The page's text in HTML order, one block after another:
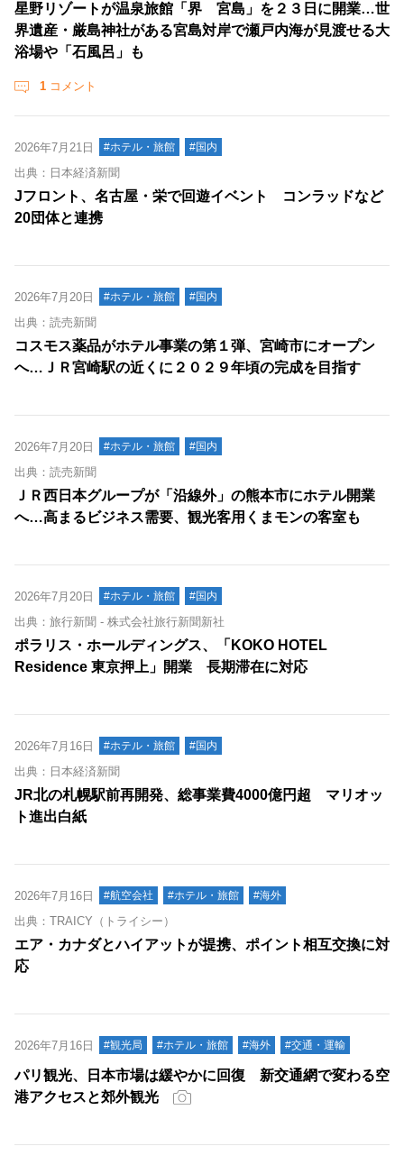
星野リゾートが温泉旅館「界 宮島」を２３日に開業…世
界遺産・厳島神社がある宮島対岸で瀬戸内海が見渡せる大
浴場や「石風呂」も
1 コメント
2026年7月21日 #ホテル・旅館 #国内
出典：日本経済新聞
Jフロント、名古屋・栄で回遊イベント コンラッドなど
20団体と連携
2026年7月20日 #ホテル・旅館 #国内
出典：読売新聞
コスモス薬品がホテル事業の第１弾、宮崎市にオープン
へ…ＪＲ宮崎駅の近くに２０２９年頃の完成を目指す
2026年7月20日 #ホテル・旅館 #国内
出典：読売新聞
ＪＲ西日本グループが「沿線外」の熊本市にホテル開業
へ…高まるビジネス需要、観光客用くまモンの客室も
2026年7月20日 #ホテル・旅館 #国内
出典：旅行新聞 - 株式会社旅行新聞新社
ポラリス・ホールディングス、「KOKO HOTEL
Residence 東京押上」開業 長期滞在に対応
2026年7月16日 #ホテル・旅館 #国内
出典：日本経済新聞
JR北の札幌駅前再開発、総事業費4000億円超 マリオッ
ト進出白紙
2026年7月16日 #航空会社 #ホテル・旅館 #海外
出典：TRAICY（トライシー）
エア・カナダとハイアットが提携、ポイント相互交換に対
応
2026年7月16日 #観光局 #ホテル・旅館 #海外 #交通・運輸
パリ観光、日本市場は緩やかに回復 新交通網で変わる空
港アクセスと郊外観光